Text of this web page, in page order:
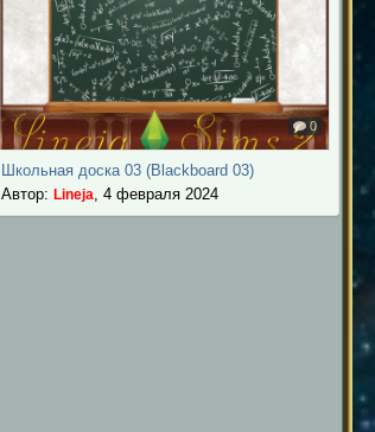
0
Школьная доска 03 (Blackboard 03)
Автор: Lineja 4 февраля 2024